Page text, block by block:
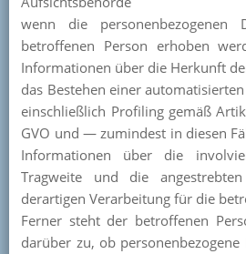
wenn die
betroffenen Person erhoben
Informationen über die Herkunft
das Bestehen einer
einschließlich Profiling gemäß
GVO und — zumindest in diesen
Informationen über die
Tragweite und die
derartigen Verarbeitung für die
Ferner steht der betroffenen
darüber zu, ob